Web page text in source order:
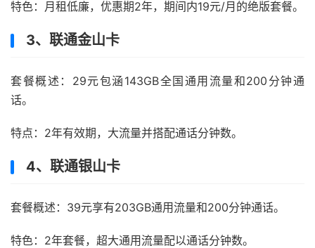
特色：月租低廉，优惠期2年，期间内19元/月的绝版套餐。
3、联通金山卡
套餐概述：29元包涵143GB全国通用流量和200分钟通
话。
特点：2年有效期，大流量并搭配通话分钟数。
4、联通银山卡
套餐概述：39元享有203GB通用流量和200分钟通话。
特色：2年套餐，超大通用流量配以通话分钟数。